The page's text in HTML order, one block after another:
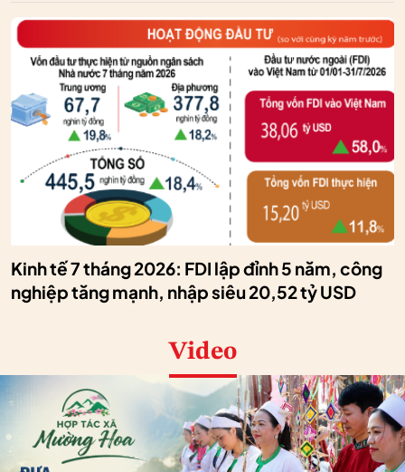
Kinh tế 7 tháng 2026: FDI lập đỉnh 5 năm, công
nghiệp tăng mạnh, nhập siêu 20,52 tỷ USD
Video